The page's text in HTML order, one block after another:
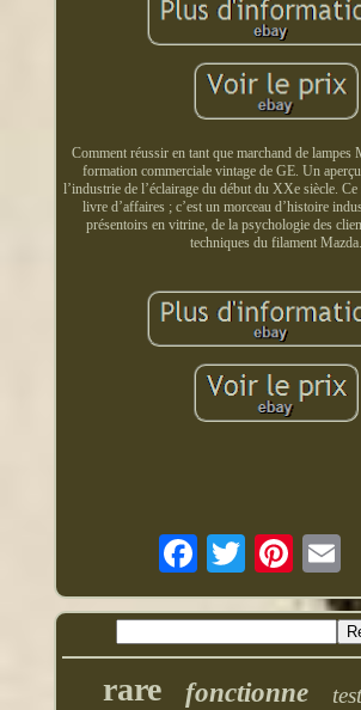
Comment réussir en tant que marchand de lampes
formation commerciale vintage de GE. Un
l’industrie de l’éclairage du début du XXe siècle. Ce
livre d’affaires ; c’est un morceau d’histoire
présentoirs en vitrine, de la psychologie des
techniques du filament Mazda.
rare fonctionne